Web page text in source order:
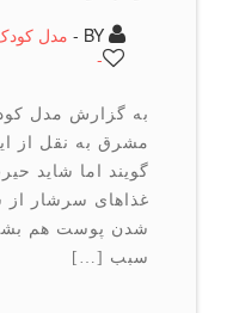
مدل کودک
به گزارش مدل کودک به
مشرق به نقل از
گویند اما شاید حیرت
غذاهای سرشار از سدیم
شدن پوست هم بشوند.
سبب […]